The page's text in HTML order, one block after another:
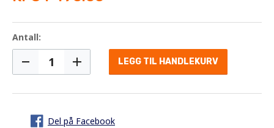
Antall:
LEGG TIL HANDLEKURV
Del på Facebook